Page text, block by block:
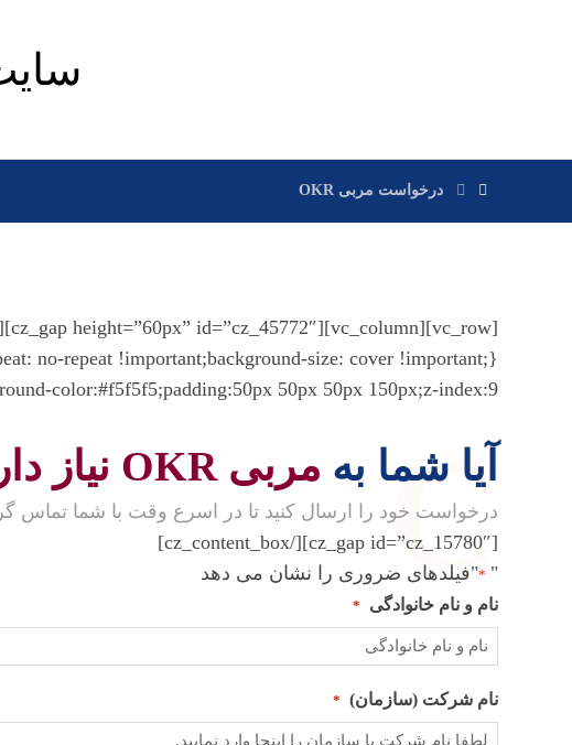
درخواست مربی OKR
color:#f5f5f5;padding:50px 50px 50px 150px;z-index:9;”]
C
آیا شما به مربی OKR نیاز دارید؟
درخواست خود را ارسال کنید تا در اسرع وقت با شما تماس
[cz_gap id=”cz_15780″][/cz_content_box]
"
*"فیلدهای ضروری را نشان می دهد
نام و نام خانوادگی *
نام شرکت (سازمان) *